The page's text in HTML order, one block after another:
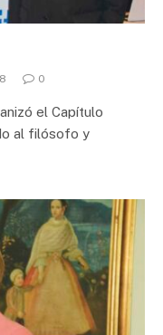
0
el Capítulo
al filósofo y